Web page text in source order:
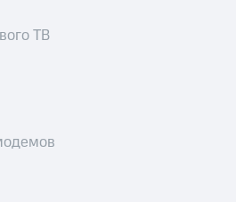
ТВ